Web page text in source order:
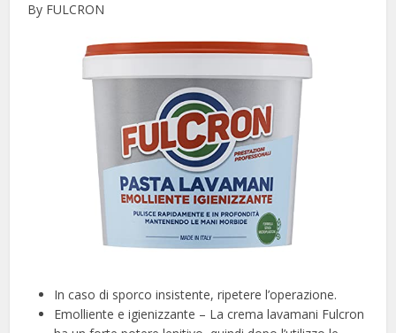
By FULCRON
In caso di sporco insistente, ripetere l’operazione.
Emolliente e igienizzante – La crema lavamani Fulcron